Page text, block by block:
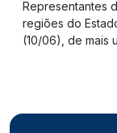
Representantes
regiões do
(10/06), de mais